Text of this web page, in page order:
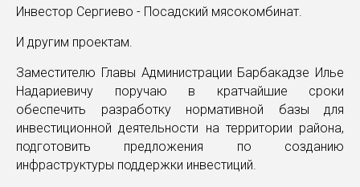
Инвестор Сергиево - Посадский мясокомбинат.
И другим проектам.
Заместителю Главы Администрации Барбакадзе Илье
Надариевичу поручаю в кратчайшие сроки
обеспечить разработку нормативной базы для
инвестиционной деятельности на территории района,
подготовить предложения по созданию
инфраструктуры поддержки инвестиций.